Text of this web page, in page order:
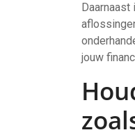
jouw